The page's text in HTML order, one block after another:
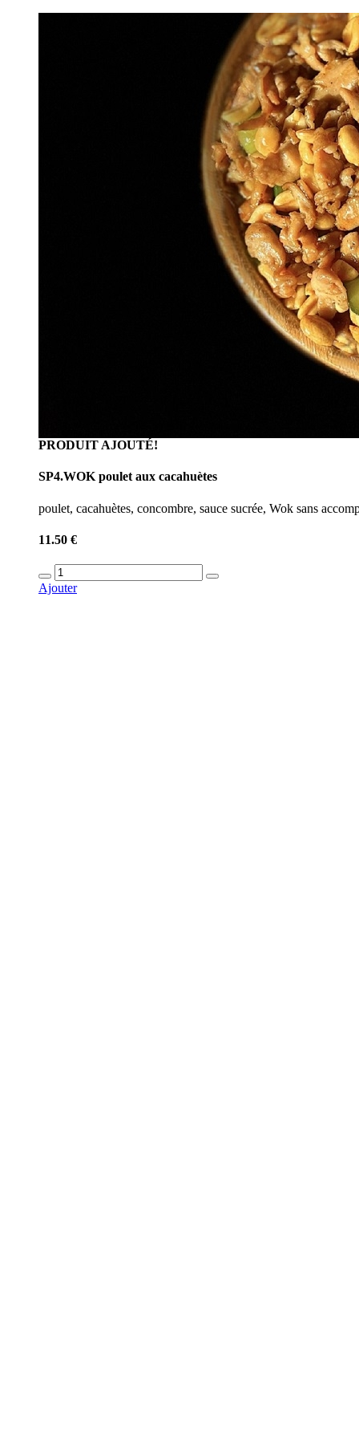
PRODUIT AJOUTÉ!
SP4.WOK poulet aux cacahuètes
poulet, cacahuètes, concombre, sauce sucrée, Wok sans
11.50 €
Ajouter